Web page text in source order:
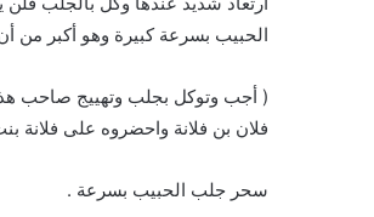
الحبيب بسرعة كبيرة وهو أكبر من
( أجب وتوكل بجلب وتهييج صاحب
فلان بن فلانة واحضروه على فلانة
سحر جلب الحبيب بسرعة .